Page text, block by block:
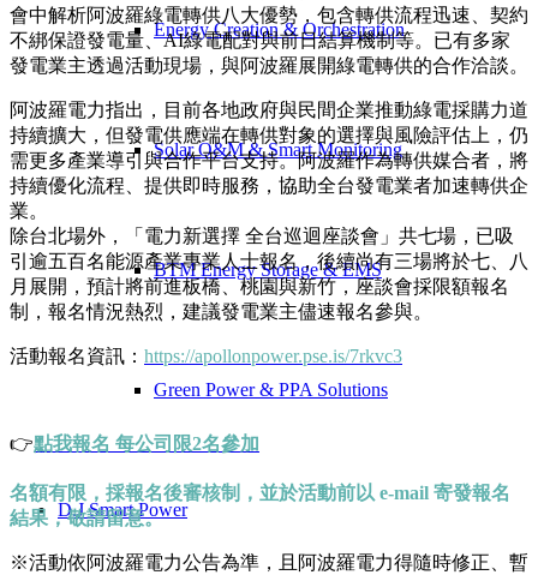
Energy Creation & Orchestration
Solar O&M & Smart Monitoring
BTM Energy Storage & EMS
Green Power & PPA Solutions
D.J Smart Power
會中解析阿波羅綠電轉供八大優勢，包含轉供流程迅速、契約
不綁保證發電量、AI綠電配對與前日結算機制等。已有多家
發電業主透過活動現場，與阿波羅展開綠電轉供的合作洽談。
阿波羅電力指出，目前各地政府與民間企業推動綠電採購力道
持續擴大，但發電供應端在轉供對象的選擇與風險評估上，仍
需更多產業導引與合作平台支持。阿波羅作為轉供媒合者，將
持續優化流程、提供即時服務，協助全台發電業者加速轉供企
業。
除台北場外，「電力新選擇 全台巡迴座談會」共七場，已吸
引逾五百名能源產業專業人士報名，後續尚有三場將於七、八
月展開，預計將前進板橋、桃園與新竹，座談會採限額報名
制，報名情況熱烈，建議發電業主儘速報名參與。
活動報名資訊： https://apollonpower.pse.is/7rkvc3
👉點我報名 每公司限2名參加
名額有限， 採報名後審核制，並於活動前以 e-mail 寄發報名
結果，敬請留意。
※活動依阿波羅電力公告為準 ，且阿波羅電力得隨時修正、暫